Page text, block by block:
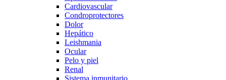
Cardiovascular
Condroprotectores
Dolor
Hepático
Leishmania
Ocular
Pelo y piel
Renal
Sistema inmunitario